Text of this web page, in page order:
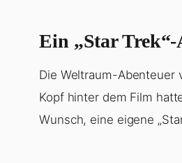
Ein „Star
Die Weltraum-Abenteuer
Kopf hinter dem Film
Wunsch, eine eigene